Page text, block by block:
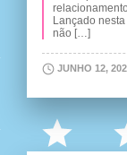
Lançado
não […]
JUNHO 12,